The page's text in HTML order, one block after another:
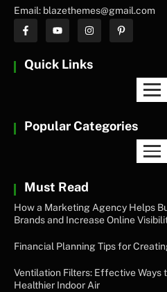
Email: blazethemes@gmail.com
Quick Links
Popular Categories
Must Read
How a Marketing Agency Helps
Brands and Increase Online
Financial Planning Tips for
Ventilation Filters: Effective Ways
Healthier Indoor Air